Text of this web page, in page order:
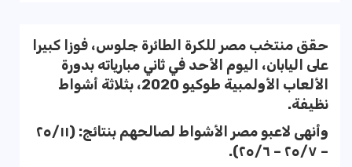
حقق منتخب مصر للكرة الطائرة جلوس، فوزا كبيرا
على اليابان، اليوم الأحد في ثاني مبارياته بدورة
الألعاب الأولمبية طوكيو 2020، بثلاثة أشواط
نظيفة.
وأنهى لاعبو مصر الأشواط لصالحهم بنتائج: (٢٥/١١
– ٢٥/٧ – ٢٥/٦).